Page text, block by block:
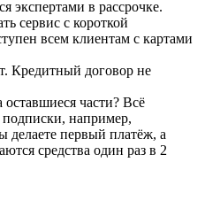
экспертами в рассрочке.
сервис с короткой
всем клиентам с картами
Кредитный договор не
оставшиеся части? Всё
подписки, например,
первый платёж, а
средства один раз в 2